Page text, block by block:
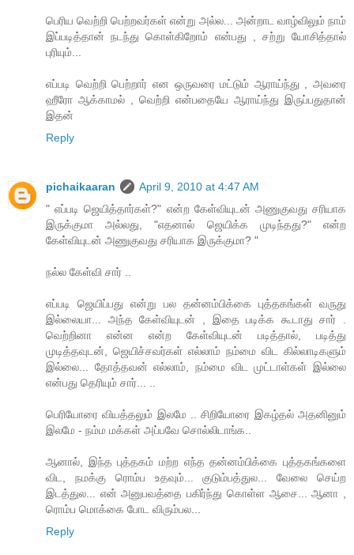
பெரிய வெற்றி பெற்றவர்கள் என்று அல்ல... அன்றாட வாழ்விலும் நாம்
இப்படித்தான் நடந்து கொள்கிறோம் என்பது , சற்று யோசித்தால்
புரியும்...
எப்படி வெற்றி பெற்றார் என ஒருவரை மட்டும் ஆராய்ந்து , அவரை
ஹீரோ ஆக்காமல் , வெற்றி என்பதையே ஆராய்ந்து இருப்பதுதான்
இதன்
Reply
pichaikaaran
April 9, 2010 at 4:47 AM
" எப்படி ஜெயித்தார்கள்?" என்ற கேள்வியுடன் அணுகுவது சரியாக
இருக்குமா அல்லது, "எதனால் ஜெயிக்க முடிந்தது?" என்ற
கேள்வியுடன் அணுகுவது சரியாக இருக்குமா? "
நல்ல கேள்வி சார் ..
எப்படி ஜெயிப்பது என்று பல தன்னம்பிக்கை புத்தகங்கள் வருது
இல்லையா... அந்த கேள்வியுடன் , இதை படிக்க கூடாது சார் .
வெற்றினா என்ன என்ற கேள்வியுடன் படித்தால், படித்து
முடித்தவுடன், ஜெயிச்சவர்கள் எல்லாம் நம்மை விட கில்லாடிகளும்
இல்லை... தோத்தவன் எல்லாம், நம்மை விட முட்டாள்கள் இல்லை
என்பது தெரியும் சார்... ..
பெரியோரை வியத்தலும் இலமே .. சிறியோரை இகழ்தல் அதனினும்
இலமே - நம்ம மக்கள் அப்பவே சொல்லிடாங்க..
ஆனால், இந்த புத்தகம் மற்ற எந்த தன்னம்பிக்கை புத்தகங்களை
விட, நமக்கு ரொம்ப உதவும்... குடும்பத்துல... வேலை செய்ற
இடத்துல... என் அனுபவத்தை பகிர்ந்து கொள்ள ஆசை... ஆனா ,
ரொம்ப மொக்கை போட விரும்பல...
Reply